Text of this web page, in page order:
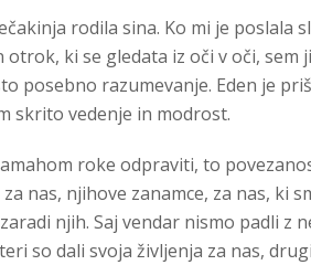
rodila sina. Ko mi je poslala
ki se gledata iz oči v oči, sem
posebno razumevanje. Eden je
skrito vedenje in modrost.
roke odpraviti, to
nas, njihove zanamce, za nas, ki
njih. Saj vendar nismo padli z
so dali svoja življenja za nas,